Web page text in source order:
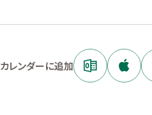
カレンダーに追加